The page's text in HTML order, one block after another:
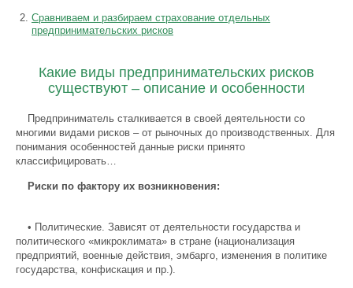
Сравниваем и разбираем страхование отдельных
предпринимательских рисков
Какие виды предпринимательских рисков
существуют – описание и особенности
Предприниматель сталкивается в своей деятельности со
многими видами рисков – от рыночных до производственных. Для
понимания особенностей данные риски принято
классифицировать…
Риски по фактору их возникновения:
• Политические. Зависят от деятельности государства и
политического «микроклимата» в стране (национализация
предприятий, военные действия, эмбарго, изменения в политике
государства, конфискация и пр.).